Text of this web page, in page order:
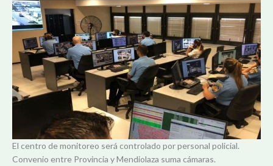
El centro de monitoreo será controlado por personal policial.
Convenio entre Provincia y Mendiolaza suma cámaras.